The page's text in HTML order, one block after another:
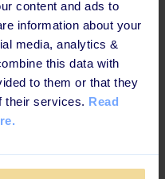
content and ads to
information about your
media, analytics &
this data with
to them or that they
their services. Read